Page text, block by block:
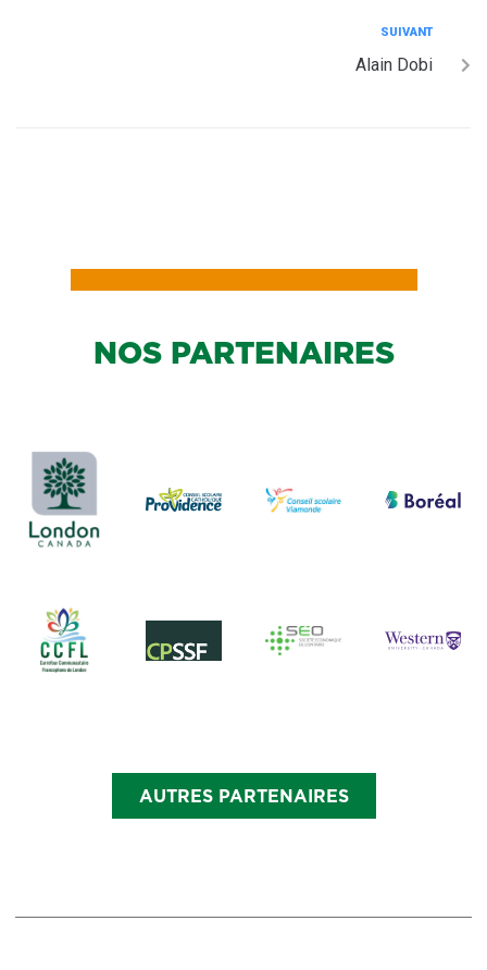
SUIVANT
Alain Dobi
NOS PARTENAIRES
AUTRES PARTENAIRES